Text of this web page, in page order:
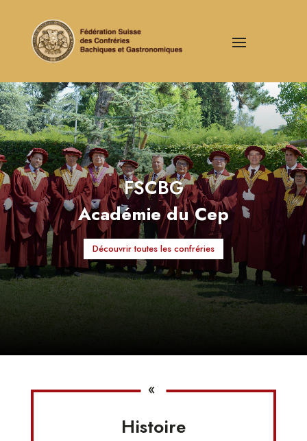
FSCBG
Académie du Cep
Découvrir toutes les confréries
«
Histoire